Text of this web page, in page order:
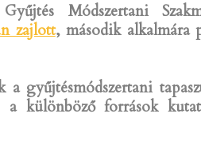
Módszertani
zajlott, második alkalmára
gyűjtésmódszertani
különböző források